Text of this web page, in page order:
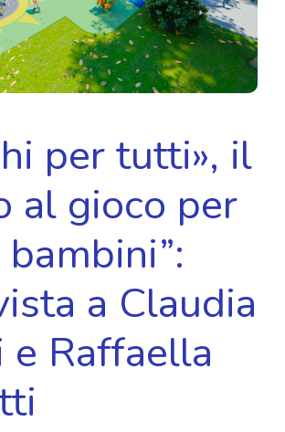
per tutti», il
al gioco per
a Claudia
e Raffaella